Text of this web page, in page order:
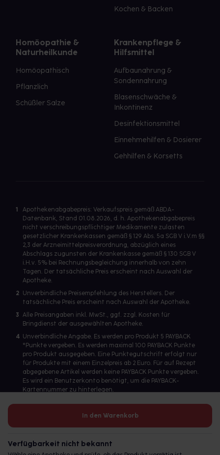
In den Warenkorb
Verfügbarkeit nicht bekannt
Kochen & Backen
Homöopathie &
Naturheilkunde
Homöopathisch
Pflanzlich
Schüßler Salze
Krankenpflege &
Hilfsmittel
Aufbaunahrung &
Sondennahrung
Blasenschwäche &
Inkontinenz
Desinfektionsmittel
Einnehmehilfen & Dosierer
Gehhilfen & Korsetts
1
Apothekenabgabepreis: Verkaufspreis gemäß ABDA-
Datenbank, Stand 01.08.2026, d. h. Apothekenabgabepreis
nicht verschreibungspflichtiger Medikamente zulasten
gesetzlicher Krankenkassen gemäß § 129 Abs. 5a SGB V i.V.m §§
2,3 der Arzneimittelpreisverordnung, abzüglich eines
Abschlags zugunsten der Krankenkasse gemäß § 130 SGB V
i.H.v. 5% bei Rechnungsbegleichung innerhalb von zehn
Tagen. Der tatsächliche Preis erscheint nach Auswahl der
Apotheke.
2 Unverbindliche Preisempfehlung des Herstellers. Der
tatsächliche Preis erscheint nach Auswahl der Apotheke.
3 Alle Preisangaben inkl. MwSt., ggf. zzgl. Kosten für
Bringdienst der ausgewählten Apotheke.
4 Unverbindliche Angabe. Es werden pro Produkt 5 PAYBACK
°Punkte vergeben. Es werden maximal 100 PAYBACK Punkte
pro Produkt ausgegeben. Eine Punktegutschrift erfolgt nur
für Produkte mit einem Einzelpreis ab 2 Euro. Für auf Rezept
abgegebene Artikel werden keine PAYBACK Punkte vergeben.
Es wird ein Benutzerkonto benötigt, um die PAYBACK-
Kartennummer zu hinterlegen.
Betreiber des Portals und verantwortlich: gesund.de GmbH &
© 2026 gesund.de GmbH & Co. KG